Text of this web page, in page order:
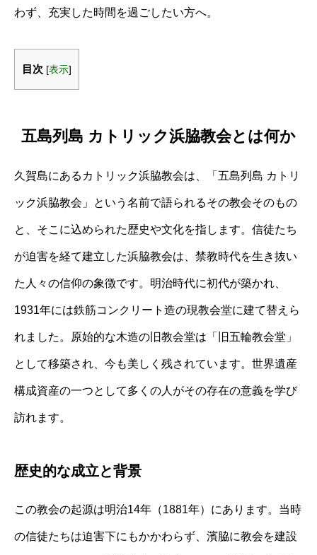
わず、充実した時間を過ごしたい方へ。
目次 [表示]
五島列島 カトリック浜脇教会とは何か
久賀島にあるカトリック浜脇教会は、「五島列島 カトリ
ック浜脇教会」という名前で語られるその教会そのもの
と、そこに込められた歴史や文化を指します。信徒たち
が迫害を経て建立した浜脇教会は、禁教時代を生き抜い
た人々の信仰の象徴です。明治時代に初代が築かれ、
1931年には鉄筋コンクリート造の現教会堂に建て替えら
れました。原始的な木造の旧教会堂は「旧五輪教会堂」
として移築され、今も美しく残されています。世界遺産
構成資産の一つとして多くの人がその存在の意義を学び
訪れます。
歴史的な成立と背景
この教会の起源は明治14年（1881年）にあります。当時
の信徒たちは迫害下にもかかわらず、濱脇に教会を建設